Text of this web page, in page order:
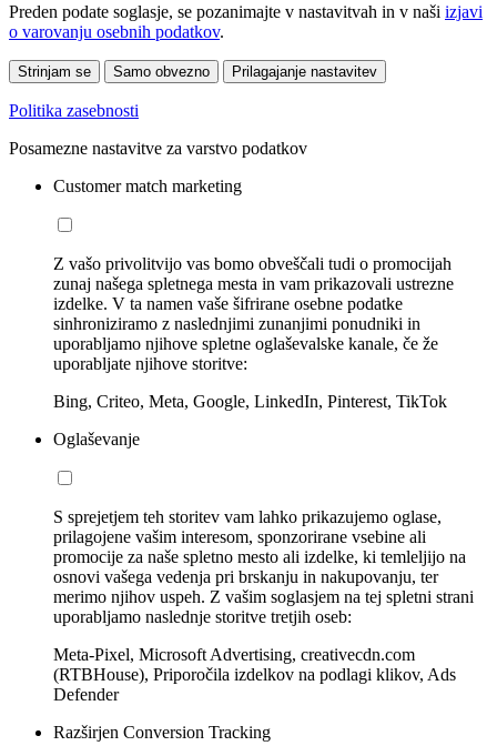
Preden podate soglasje, se pozanimajte v nastavitvah in v naši izjavi
o varovanju osebnih podatkov.
Strinjam se Samo obvezno Prilagajanje nastavitev
Politika zasebnosti
Posamezne nastavitve za varstvo podatkov
Customer match marketing
Z vašo privolitvijo vas bomo obveščali tudi o promocijah
zunaj našega spletnega mesta in vam prikazovali ustrezne
izdelke. V ta namen vaše šifrirane osebne podatke
sinhroniziramo z naslednjimi zunanjimi ponudniki in
uporabljamo njihove spletne oglaševalske kanale, če že
uporabljate njihove storitve:
Bing, Criteo, Meta, Google, LinkedIn, Pinterest, TikTok
Oglaševanje
S sprejetjem teh storitev vam lahko prikazujemo oglase,
prilagojene vašim interesom, sponzorirane vsebine ali
promocije za naše spletno mesto ali izdelke, ki temleljijo na
osnovi vašega vedenja pri brskanju in nakupovanju, ter
merimo njihov uspeh. Z vašim soglasjem na tej spletni strani
uporabljamo naslednje storitve tretjih oseb:
Meta-Pixel, Microsoft Advertising, creativecdn.com
(RTBHouse), Priporočila izdelkov na podlagi klikov, Ads
Defender
Razširjen Conversion Tracking